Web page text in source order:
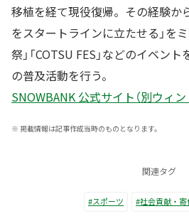
移植を経て現役復帰。その経験か
をスタートラインに立たせる」を
祭」「COTSU FES」などのイベン
の普及活動を行う。
SNOWBANK 公式サイト（別ウィン
※ 掲載情報は記事作成当時のものとなります。
関連タグ
#スポーツ #社会貢献・寄